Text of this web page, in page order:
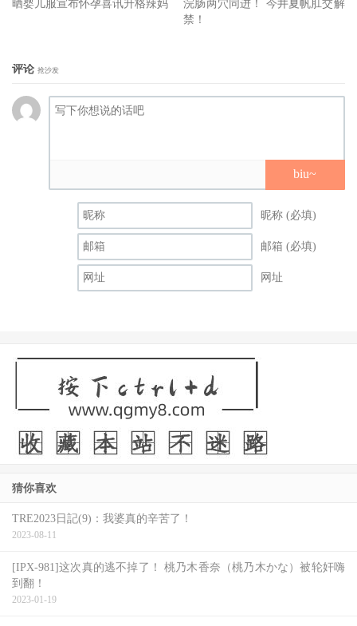
晒婴儿服宣布怀孕喜讯升格辣妈
浣肠两穴同进！ 今井夏帆肛交解
禁！
评论 抢沙发
biu~
昵称 (必填)
邮箱 (必填)
网址
猜你喜欢
TRE2023日記(9)：我婆真的辛苦了！
2023-08-11
[IPX-981]这次真的逃不掉了！ 桃乃木香奈（桃乃木かな）被轮奸嗨
到翻！
2023-01-19